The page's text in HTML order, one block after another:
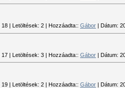
18 Letöltések: 2 Hozzáadta:: Gábor Dátum:
17 | Letöltések: 3 | Hozzáadta:: Gábor | Dátum:
19 | Letöltések: 2 | Hozzáadta:: Gábor | Dátum: